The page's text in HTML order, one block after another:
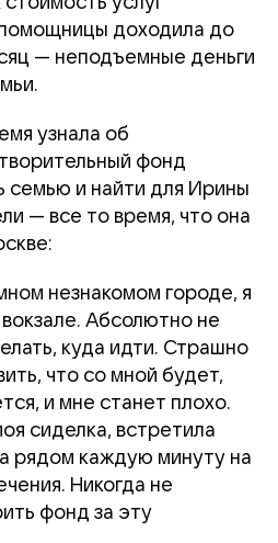
доходила до
— неподъемные деньги
узнала об
фонд
и найти для Ирины
— все то время, что она
незнакомом городе, я
Абсолютно не
куда идти. Страшно
что со мной будет,
и мне станет плохо.
сиделка, встретила
рядом каждую минуту на
Никогда не
фонд за эту